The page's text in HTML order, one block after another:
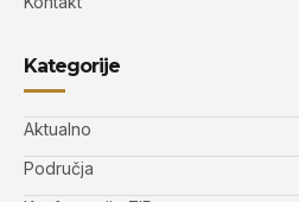
Kategorije
Aktualno
Područja